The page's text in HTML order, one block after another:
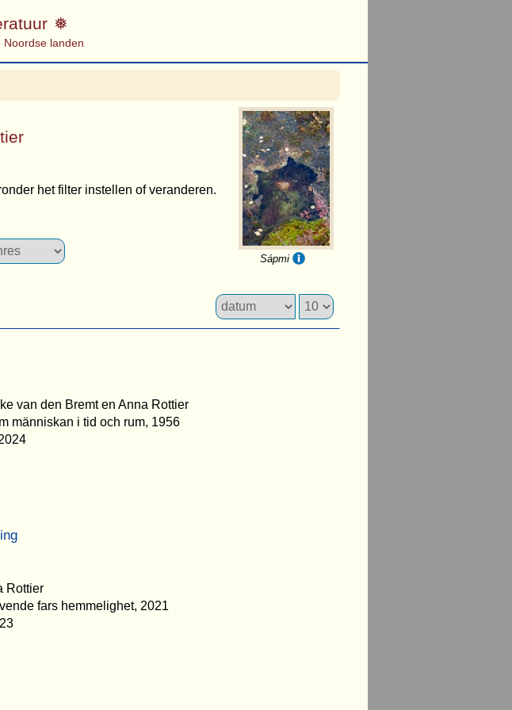
landen
Sápmi
het filter instellen of veranderen.
van den Bremt en Anna Rottier
människan i tid och rum, 1956
Rottier
fars hemmelighet, 2021